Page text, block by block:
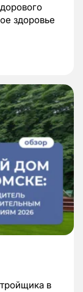
здоровье
в